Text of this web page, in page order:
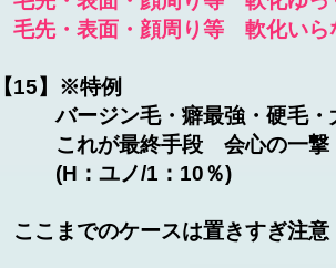
毛先・表面・顔周り等 軟化い
【15】※特例
バージン毛・癖最強・硬毛・
これが最終手段 会心の一撃
​ (H：ユノ/1：10％)
ここまでのケースは置きすぎ注